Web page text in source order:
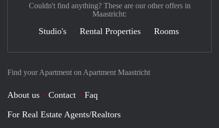
Find your Apartment on Apartment Maastricht
About us Contact
Faq
For Real Estate Agents/Realtors
Couldn't find anything? These are our other offers in
Maastricht:
Studio's Rental Properties Rooms